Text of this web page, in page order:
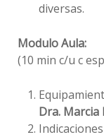
diversas.
Modulo Aula:
(10 min c/u c
Dra. Marcia